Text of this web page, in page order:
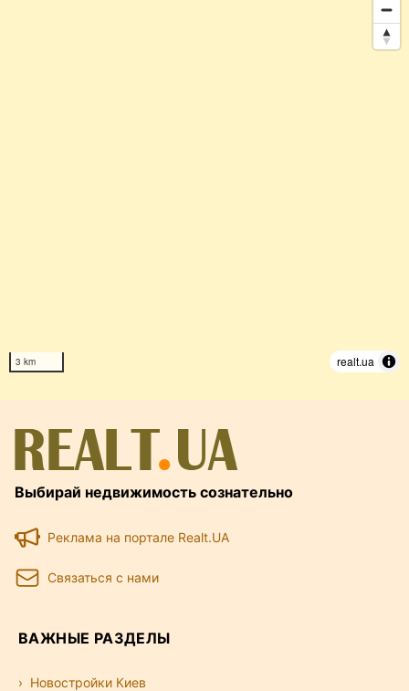
3 km realt.ua
Выбирай недвижимость сознательно
Реклама на портале Realt.UA
Связаться с нами
ВАЖНЫЕ РАЗДЕЛЫ
Новостройки Киев